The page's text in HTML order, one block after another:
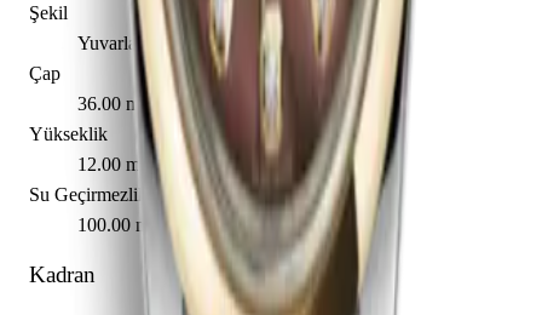
Şekil
Yuvarlak
Çap
36.00 mm
Yükseklik
12.00 mm
Su Geçirmezlik
100.00 m
Kadran